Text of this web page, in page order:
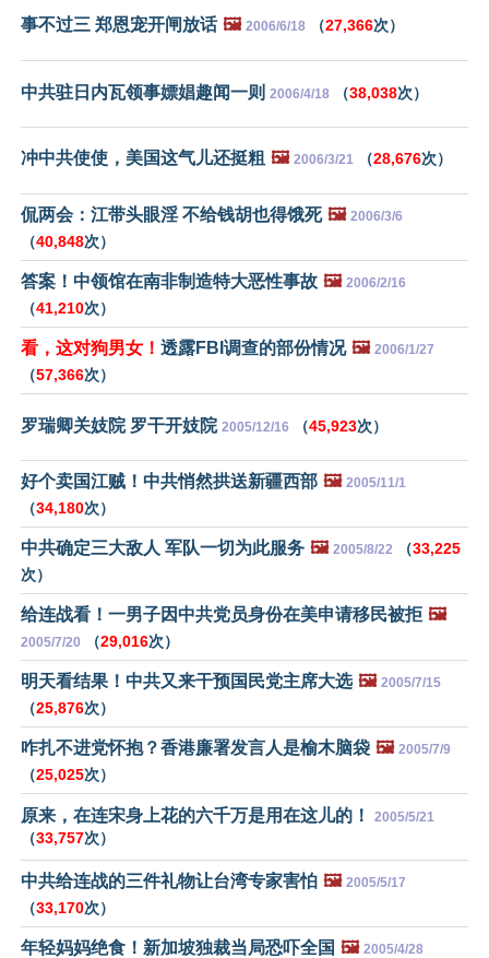
事不过三 郑恩宠开闸放话 🖼️ 2006/6/18 （27,366次）
中共驻日内瓦领事嫖娼趣闻一则 2006/4/18 （38,038次）
冲中共使使，美国这气儿还挺粗 🖼️ 2006/3/21 （28,676次）
侃两会：江带头眼淫 不给钱胡也得饿死 🖼️ 2006/3/6
（40,848次）
答案！中领馆在南非制造特大恶性事故 🖼️ 2006/2/16
（41,210次）
看，这对狗男女！ 透露FBI调查的部份情况 🖼️ 2006/1/27
（57,366次）
罗瑞卿关妓院 罗干开妓院 2005/12/16 （45,923次）
好个卖国江贼！中共悄然拱送新疆西部 🖼️ 2005/11/1
（34,180次）
中共确定三大敌人 军队一切为此服务 🖼️ 2005/8/22 （33,225
次）
给连战看！一男子因中共党员身份在美申请移民被拒 🖼️
2005/7/20 （29,016次）
明天看结果！中共又来干预国民党主席大选 🖼️ 2005/7/15
（25,876次）
咋扎不进党怀抱？香港廉署发言人是榆木脑袋 🖼️ 2005/7/9
（25,025次）
原来，在连宋身上花的六千万是用在这儿的！ 2005/5/21
（33,757次）
中共给连战的三件礼物让台湾专家害怕 🖼️ 2005/5/17
（33,170次）
年轻妈妈绝食！新加坡独裁当局恐吓全国 🖼️ 2005/4/28